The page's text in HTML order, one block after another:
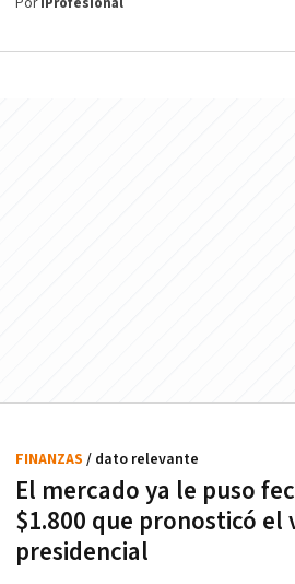
PoriProfesional
El mercado ya le puso
$1.800 que pronosticó el
presidencial
FINANZAS / dato relevante